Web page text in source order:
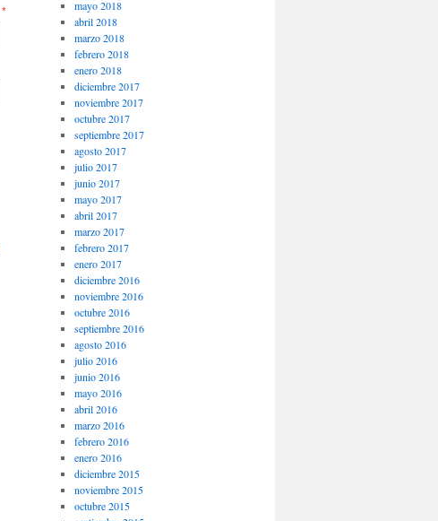
*
mayo 2018
abril 2018
marzo 2018
febrero 2018
enero 2018
diciembre 2017
noviembre 2017
octubre 2017
septiembre 2017
agosto 2017
julio 2017
junio 2017
mayo 2017
abril 2017
marzo 2017
febrero 2017
enero 2017
diciembre 2016
noviembre 2016
octubre 2016
septiembre 2016
agosto 2016
julio 2016
junio 2016
mayo 2016
abril 2016
marzo 2016
febrero 2016
enero 2016
diciembre 2015
noviembre 2015
octubre 2015